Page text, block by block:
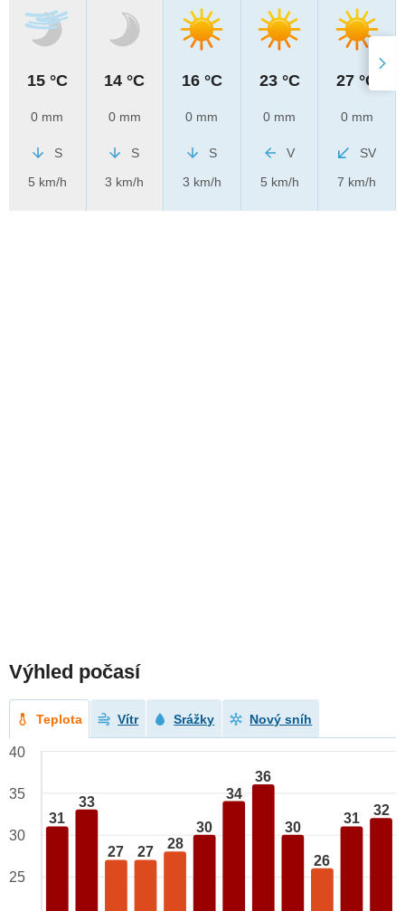
15 °C
0 mm
S
5 km/h
14 °C
0 mm
S
3 km/h
16 °C
0 mm
S
3 km/h
23 °C
0 mm
V
5 km/h
27 °C
0 mm
SV
7 km/h
Výhled počasí
Teplota Vítr Srážky Nový sníh
31
33
27 27
28
30
34
36
30
26
31
32
40
35
30
25